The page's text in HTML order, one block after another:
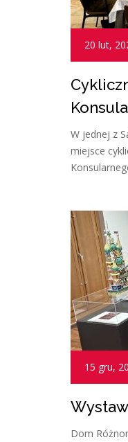
20 lut,
W jednej z
miejsce
15 gru,
Dom